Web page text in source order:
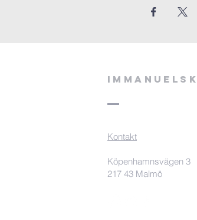
Kontakt
Köpenhamnsvägen 3
217 43 Malmö